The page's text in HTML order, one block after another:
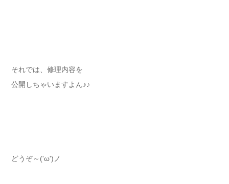
それでは、修理内容を
公開しちゃいますよん♪♪
どうぞ～('ω')ノ